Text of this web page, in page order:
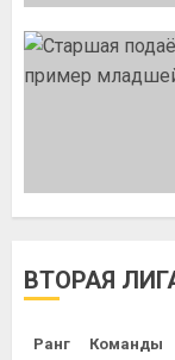
ВТОРАЯ
Ранг Команды